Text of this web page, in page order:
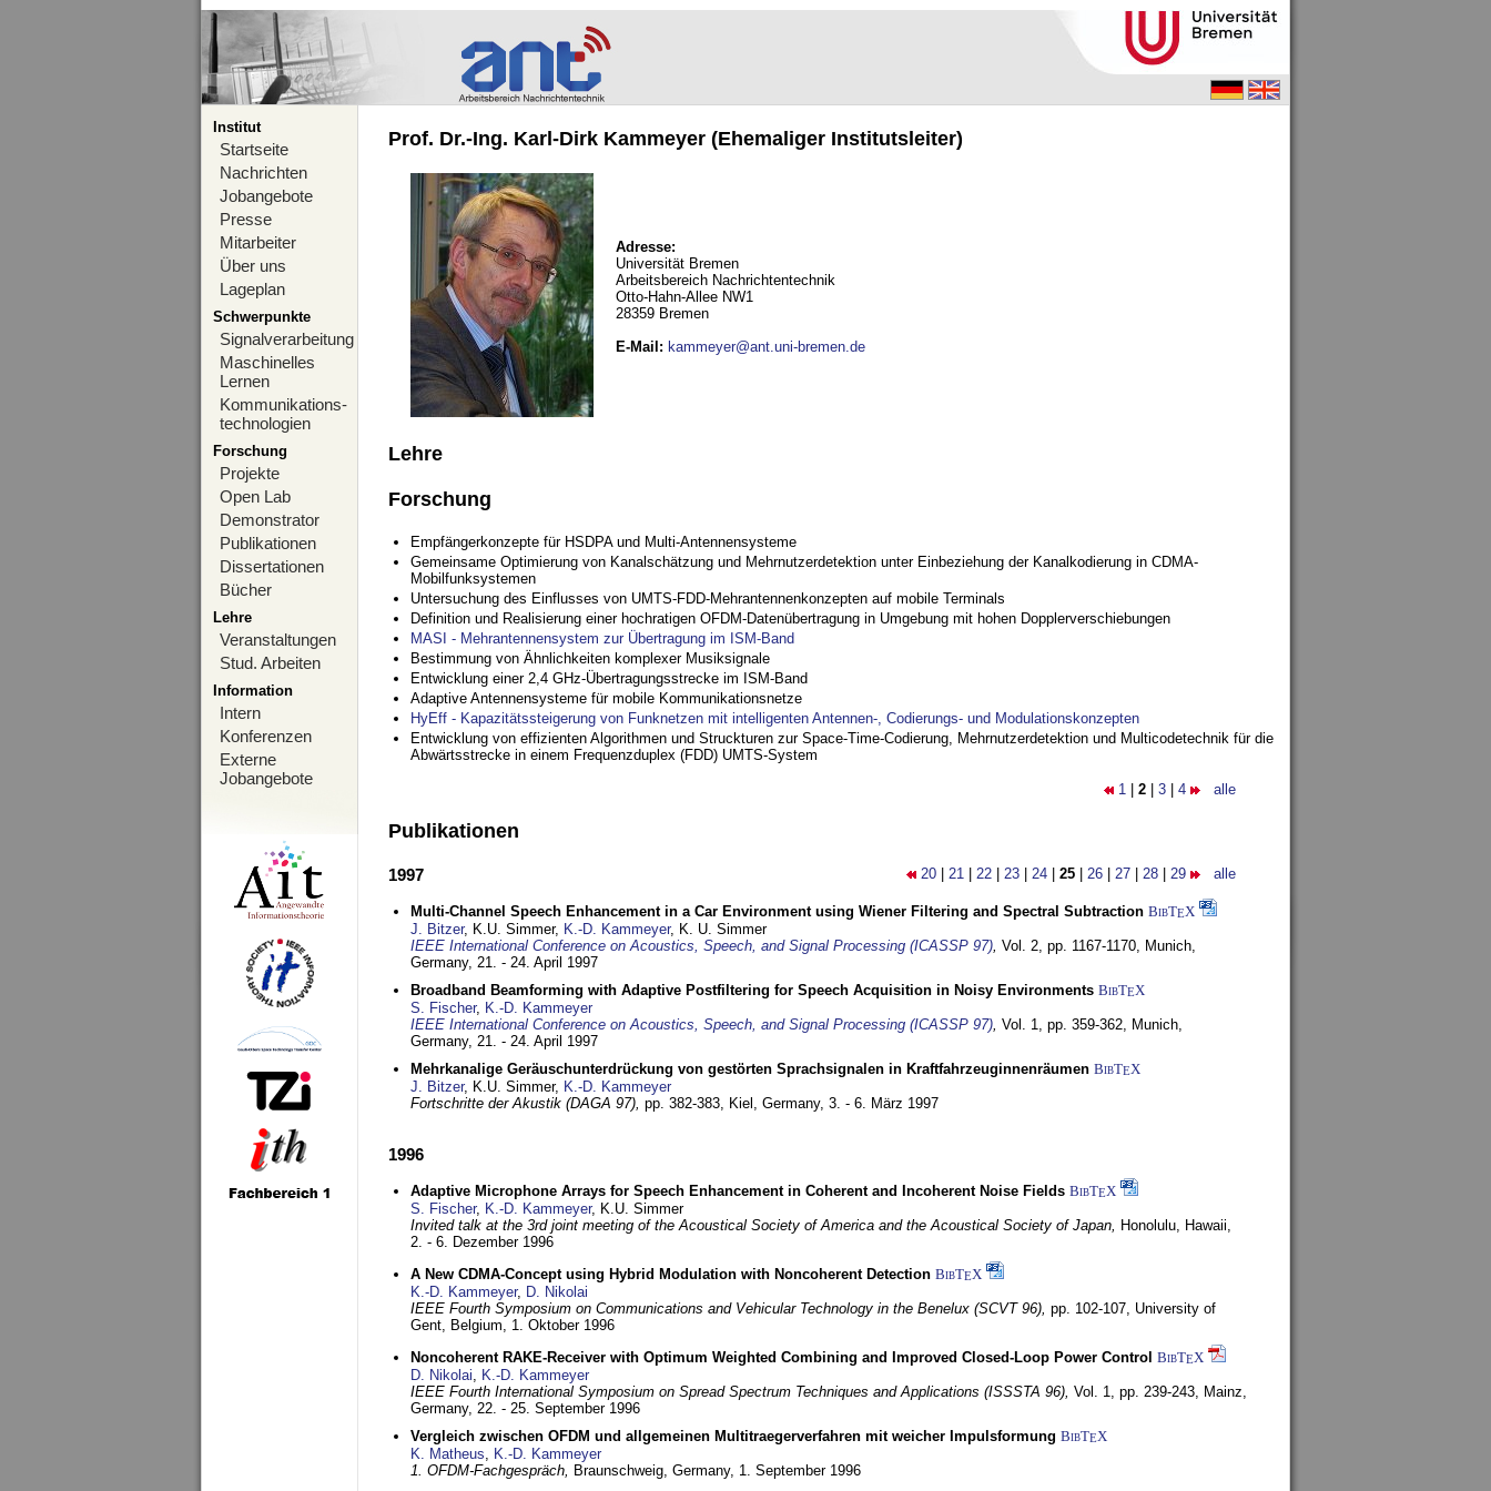
Institut
Startseite
Nachrichten
Jobangebote
Presse
Mitarbeiter
Über uns
Lageplan
Schwerpunkte
Signalverarbeitung
Maschinelles
Lernen
Kommunikations-
technologien
Forschung
Projekte
Open Lab
Demonstrator
Publikationen
Dissertationen
Bücher
Lehre
Veranstaltungen
Stud. Arbeiten
Information
Intern
Konferenzen
Externe
Jobangebote
Prof. Dr.-Ing. Karl-Dirk Kammeyer (Ehemaliger Institutsleiter)
Adresse:
Universität Bremen
Arbeitsbereich Nachrichtentechnik
Otto-Hahn-Allee NW1
28359 Bremen
E-Mail : kammeyer@ant.uni-bremen.de
Lehre
Forschung
Empfängerkonzepte für HSDPA und Multi-Antennensysteme
Gemeinsame Optimierung von Kanalschätzung und Mehrnutzerdetektion unter Einbeziehung der Kanalkodierung in CDMA-
Mobilfunksystemen
Untersuchung des Einflusses von UMTS-FDD-Mehrantennenkonzepten auf mobile Terminals
Definition und Realisierung einer hochratigen OFDM-Datenübertragung in Umgebung mit hohen Dopplerverschiebungen
MASI - Mehrantennensystem zur Übertragung im ISM-Band
Bestimmung von Ähnlichkeiten komplexer Musiksignale
Entwicklung einer 2,4 GHz-Übertragungsstrecke im ISM-Band
Adaptive Antennensysteme für mobile Kommunikationsnetze
HyEff - Kapazitätssteigerung von Funknetzen mit intelligenten Antennen-, Codierungs- und Modulationskonzepten
Entwicklung von effizienten Algorithmen und Struckturen zur Space-Time-Codierung, Mehrnutzerdetektion und Multicodetechnik für die
Abwärtsstrecke in einem Frequenzduplex (FDD) UMTS-System
1 2 3 4 alle
Publikationen
20 21 22 23 24 25 26 27 28 29 alle
1997
Multi-Channel Speech Enhancement in a Car Environment using Wiener Filtering and Spectral Subtraction BibTEX
J. Bitzer, K.U. Simmer, K.-D. Kammeyer, K. U. Simmer
IEEE International Conference on Acoustics, Speech, and Signal Processing (ICASSP 97), Vol. 2, pp. 1167-1170, Munich,
Germany, 21. - 24. April 1997
Broadband Beamforming with Adaptive Postfiltering for Speech Acquisition in Noisy Environments BibTEX
S. Fischer, K.-D. Kammeyer
IEEE International Conference on Acoustics, Speech, and Signal Processing (ICASSP 97), Vol. 1, pp. 359-362, Munich,
Germany, 21. - 24. April 1997
Mehrkanalige Geräuschunterdrückung von gestörten Sprachsignalen in Kraftfahrzeuginnenräumen BibTEX
J. Bitzer, K.U. Simmer, K.-D. Kammeyer
Fortschritte der Akustik (DAGA 97), pp. 382-383, Kiel, Germany, 3. - 6. März 1997
1996
Adaptive Microphone Arrays for Speech Enhancement in Coherent and Incoherent Noise Fields BibTEX
S. Fischer, K.-D. Kammeyer, K.U. Simmer
Invited talk at the 3rd joint meeting of the Acoustical Society of America and the Acoustical Society of Japan, Honolulu, Hawaii,
2. - 6. Dezember 1996
A New CDMA-Concept using Hybrid Modulation with Noncoherent Detection BibTEX
K.-D. Kammeyer, D. Nikolai
IEEE Fourth Symposium on Communications and Vehicular Technology in the Benelux (SCVT 96), pp. 102-107, University of
Gent, Belgium, 1. Oktober 1996
Noncoherent RAKE-Receiver with Optimum Weighted Combining and Improved Closed-Loop Power Control BibTEX
D. Nikolai, K.-D. Kammeyer
IEEE Fourth International Symposium on Spread Spectrum Techniques and Applications (ISSSTA 96), Vol. 1, pp. 239-243, Mainz,
Germany, 22. - 25. September 1996
Vergleich zwischen OFDM und allgemeinen Multitraegerverfahren mit weicher Impulsformung BibTEX
K. Matheus, K.-D. Kammeyer
1. OFDM-Fachgespräch, Braunschweig, Germany, 1. September 1996